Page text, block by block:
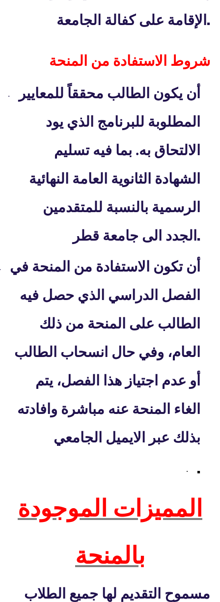
الإقامة على كفالة الجامعة .
شروط الاستفادة من المنحة
·
أن يكون الطالب محققاً للمعايير
المطلوبة للبرنامج الذي يود
الالتحاق به. بما فيه تسليم
الشهادة الثانوية العامة النهائية
الرسمية بالنسبة للمتقدمين
الجدد الى جامعة قطر .
أن تكون الاستفادة من المنحة في
الفصل الدراسي الذي حصل فيه
الطالب على المنحة من ذلك
العام، وفي حال انسحاب الطالب
أو عدم اجتياز هذا الفصل، يتم
الغاء المنحة عنه مباشرة وافادته
بذلك عبر الايميل الجامعي
· .
المميزات الموجودة
بالمنحة
مسموح التقديم لها جميع الطلاب